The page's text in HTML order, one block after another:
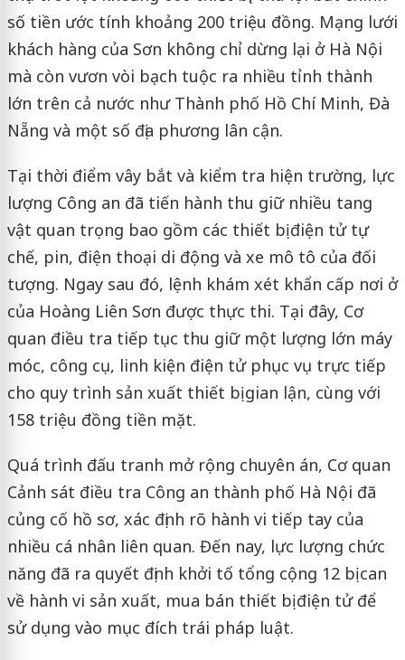
số tiền ước tính khoảng 200 triệu đồng. Mạng lưới
khách hàng của Sơn không chỉ dừng lại ở Hà Nội
mà còn vươn vòi bạch tuộc ra nhiều tỉnh thành
lớn trên cả nước như Thành phố Hồ Chí Minh, Đà
Nẵng và một số địa phương lân cận.
Tại thời điểm vây bắt và kiểm tra hiện trường, lực
lượng Công an đã tiến hành thu giữ nhiều tang
vật quan trọng bao gồm các thiết bị điện tử tự
chế, pin, điện thoại di động và xe mô tô của đối
tượng. Ngay sau đó, lệnh khám xét khẩn cấp nơi ở
của Hoàng Liên Sơn được thực thi. Tại đây, Cơ
quan điều tra tiếp tục thu giữ một lượng lớn máy
móc, công cụ, linh kiện điện tử phục vụ trực tiếp
cho quy trình sản xuất thiết bị gian lận, cùng với
158 triệu đồng tiền mặt.
Quá trình đấu tranh mở rộng chuyên án, Cơ quan
Cảnh sát điều tra Công an thành phố Hà Nội đã
củng cố hồ sơ, xác định rõ hành vi tiếp tay của
nhiều cá nhân liên quan. Đến nay, lực lượng chức
năng đã ra quyết định khởi tố tổng cộng 12 bị can
về hành vi sản xuất, mua bán thiết bị điện tử để
sử dụng vào mục đích trái pháp luật.